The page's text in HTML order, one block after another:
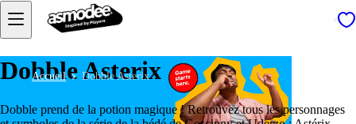
Accueil Dobble Asterix
Dobble Asterix
Dobble prend de la potion magique ! Retrouvez tous les personnages